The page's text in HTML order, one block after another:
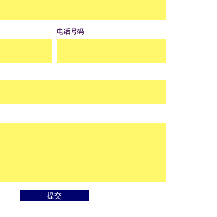
电话号码
提交